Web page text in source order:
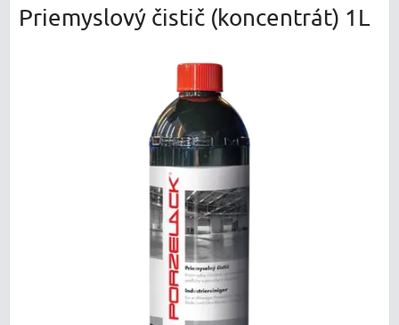
Priemyslový čistič (koncentrát) 1L